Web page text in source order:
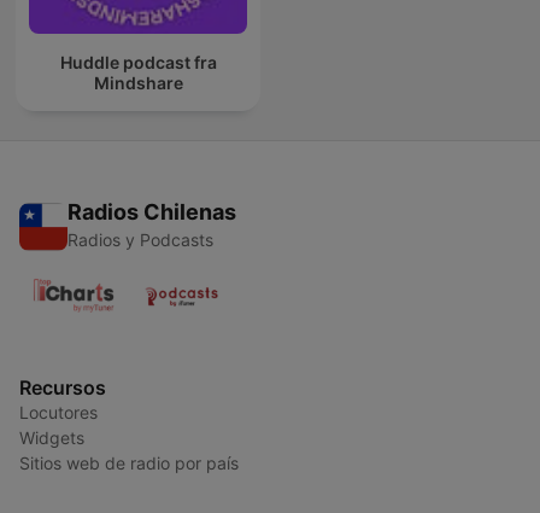
Huddle podcast fra
Mindshare
Radios Chilenas
Radios y Podcasts
Recursos
Locutores
Widgets
Sitios web de radio por país